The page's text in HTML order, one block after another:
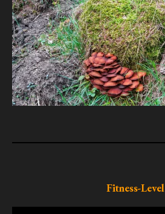
Fitness-Level